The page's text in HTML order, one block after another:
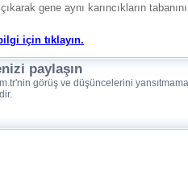
gene aynı karıncıkların
için tıklayın.
paylaşın
görüş ve düşüncelerini